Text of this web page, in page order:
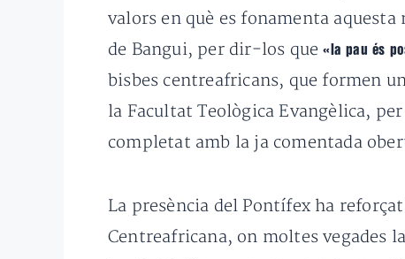
valors en què es fonamenta
de Bangui, per dir-los que«la pau és
bisbes centreafricans, que formen
la Facultat Teològica Evangèlica,
completat amb la ja comentada
La presència del Pontífex ha
Centreafricana, on moltes vegades